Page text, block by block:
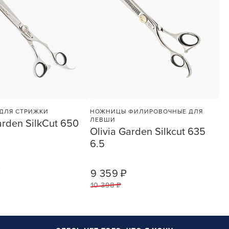
СТРИЖКИ
SilkСut 650
НОЖНИЦЫ ФИЛИРОВОЧНЫЕ ДЛЯ
ЛЕВШИ
Olivia Garden Silkcut 635
6.5
9 359 ₽
10 398 ₽
УСТАНОВЛЮ ПОЗЖЕ